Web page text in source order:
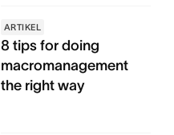
ARTIKEL
8 tips for doing
macromanagement
the right way